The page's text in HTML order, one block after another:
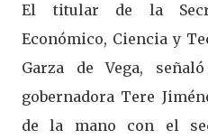
El titular de la
Económico, Ciencia y
Garza de Vega,
gobernadora Tere
de la mano con el